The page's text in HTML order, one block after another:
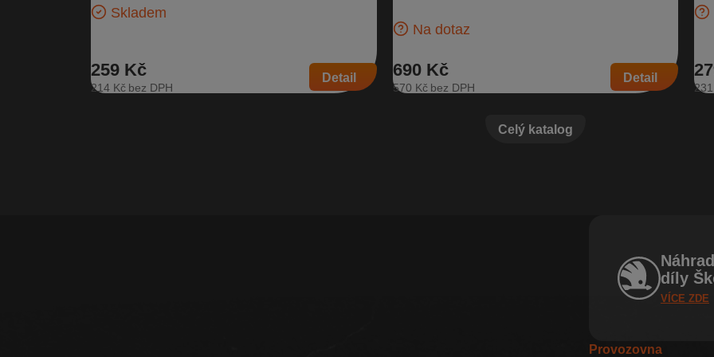
Skladem
259 Kč
214 Kč
Detail
Na dotaz
690 Kč
570 Kč
Detail
Celý katalog
díly
VÍCE ZDE
Provozovna